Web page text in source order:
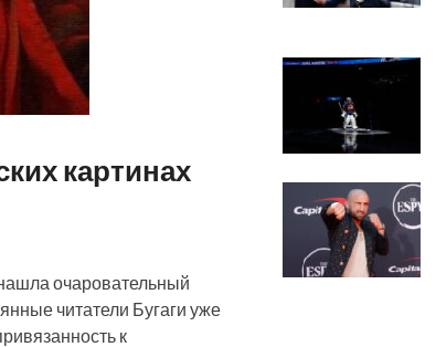
картинах
очаровательный
читатели Бугаги уже
к